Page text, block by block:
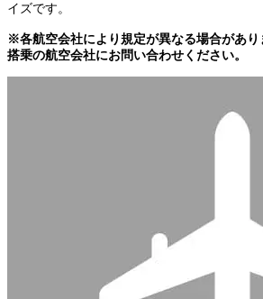
イズです。
※各航空会社により規定が異なる場合があ
搭乗の航空会社にお問い合わせください。